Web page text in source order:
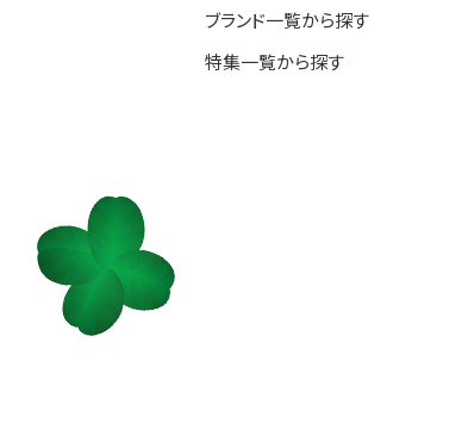
ブランド一覧から探す
特集一覧から探す